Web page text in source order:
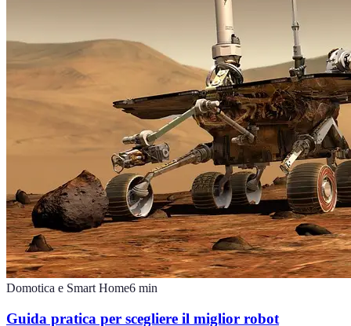
Domotica e Smart Home6 min
Guida pratica per scegliere il miglior robot